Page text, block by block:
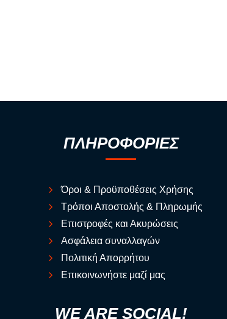
ΠΛΗΡΟΦΟΡΙΕΣ
Όροι & Προϋποθέσεις Χρήσης
Τρόποι Αποστολής & Πληρωμής
Επιστροφές και Ακυρώσεις
Ασφάλεια συναλλαγών
Πολιτική Απορρήτου
Επικοινωνήστε μαζί μας
WE ARE SOCIAL!